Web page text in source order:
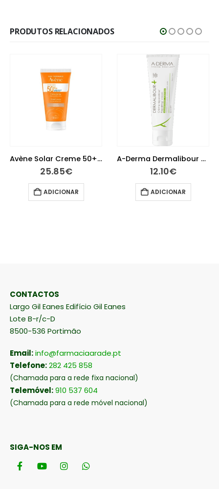
PRODUTOS RELACIONADOS
Avène Solar Creme 50+ com Cor 50 ml
25.85€
ADICIONAR
A-Derma Dermalibour Creme Reparador 50 ml
12.10€
ADICIONAR
CONTACTOS
Largo Gil Eanes Edifício Gil Eanes
Lote B-r/c-D
8500-536 Portimão
Email:info@farmaciaarade.pt
Telefone:282 425 858
(Chamada para a rede fixa nacional)
Telemóvel:910 537 604
(Chamada para a rede móvel nacional)
SIGA-NOS EM